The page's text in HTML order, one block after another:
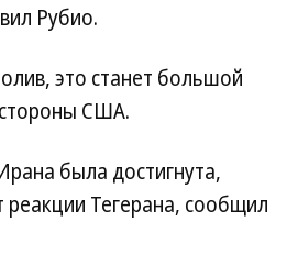
Рубио.
это станет большой
стороны США.
была достигнута,
реакции Тегерана, сообщил